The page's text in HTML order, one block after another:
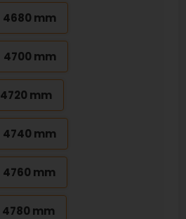
4680 mm
4700 mm
4720 mm
4740 mm
4760 mm
4780 mm